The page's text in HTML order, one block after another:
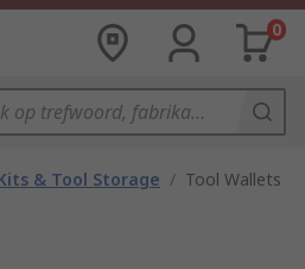
0
& Tool Storage / Tool Wallets